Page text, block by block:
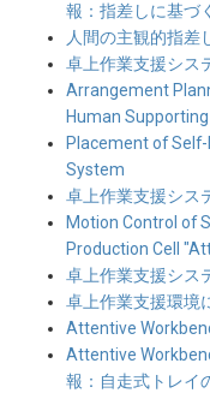
報：指差しに基づ
人間の主観的指差
卓上作業支援シス
Arrangement
Human
Placement of
System
卓上作業支援シス
Motion Control of
Production Cell
卓上作業支援シス
卓上作業支援環境
Attentive
Attentive
報：自走式トレイ